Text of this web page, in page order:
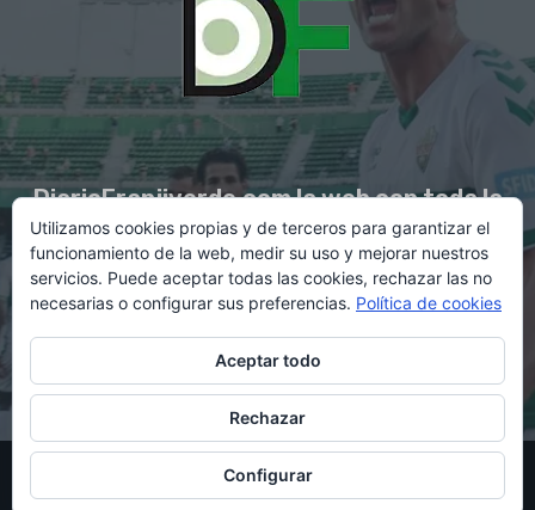
DiarioFranjiverde.com la web con toda la
información del Elche C.F.
Contacto en:diario@franjiverde.com
© Copyright 2021 - Gestión y diseño por Rubén Maestre
Política de cookies Política de privacidad
Utilizamos cookies propias y de terceros para garantizar el
funcionamiento de la web, medir su uso y mejorar nuestros
servicios. Puede aceptar todas las cookies, rechazar las no
necesarias o configurar sus preferencias. Política de cookies
Aceptar todo
Rechazar
Configurar